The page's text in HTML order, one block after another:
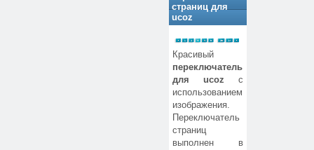
страниц для
ucoz
Красивый
переключатель
для ucoz с
использованием
изображения.
Переключатель
страниц
выполнен в